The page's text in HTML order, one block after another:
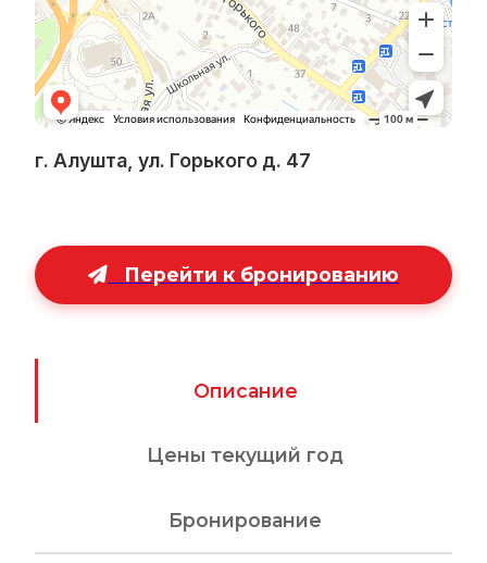
г. Алушта, ул. Горького д. 47
Перейти к бронированию
Описание
Цены текущий год
Бронирование